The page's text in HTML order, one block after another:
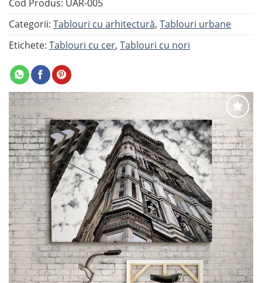
Adaugă
la
favorite
Cod Produs: UAR-005
Categorii: Tablouri cu arhitectură, Tablouri urbane
Etichete: Tablouri cu cer, Tablouri cu nori